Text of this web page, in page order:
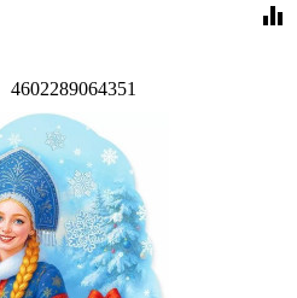
equalizer
4602289064351